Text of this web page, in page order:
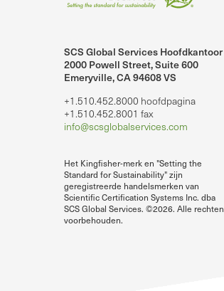
SCS Global Services Hoofdkantoor
2000 Powell Street, Suite 600
Emeryville, CA 94608 VS
+1.510.452.8000 hoofdpagina
+1.510.452.8001 fax
info@scsglobalservices.com
Het Kingfisher-merk en "Setting the
Standard for Sustainability" zijn
geregistreerde handelsmerken van
Scientific Certification Systems Inc. dba
SCS Global Services. ©2026. Alle rechten
voorbehouden.
op LinkedIn.
SCS Global Services op YouTube